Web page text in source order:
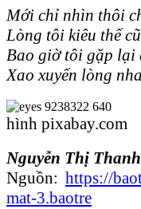
Mới chỉ nhìn thôi
Lòng tôi kiêu thế
Bao giờ tôi gặp lại
Xao xuyến lòng
hình pixabay.com
Nguyễn Thị
Nguồn: https://
mat-3.baotre